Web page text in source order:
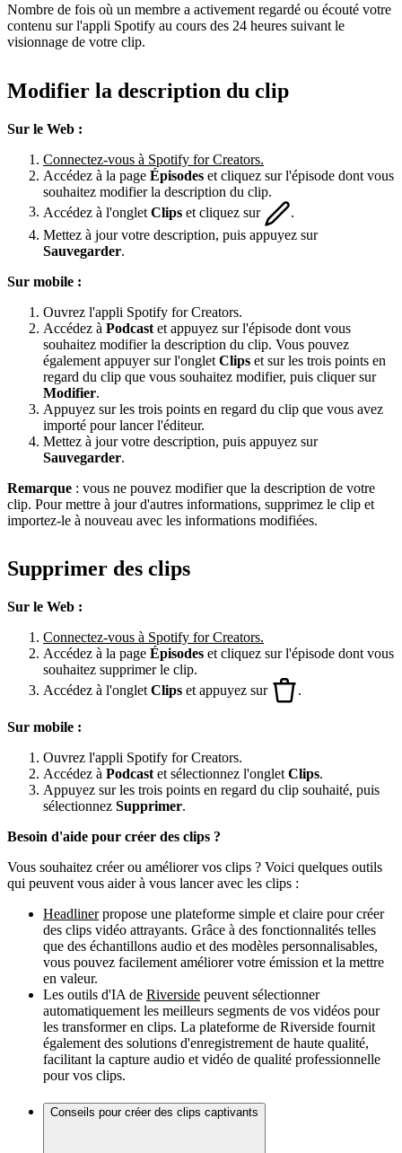
Nombre de fois où un membre a activement regardé ou écouté votre
contenu sur l'appli Spotify au cours des 24 heures suivant le
visionnage de votre clip.
Modifier la description du clip
Sur le Web :
Connectez-vous à Spotify for Creators.
Accédez à la page Épisodes et cliquez sur l'épisode dont vous
souhaitez modifier la description du clip.
Accédez à l'onglet Clips et cliquez sur
Mettez à jour votre description, puis appuyez sur
Sauvegarder.
Sur mobile :
Ouvrez l'appli Spotify for Creators.
Accédez à Podcast et appuyez sur l'épisode dont vous
souhaitez modifier la description du clip. Vous pouvez
également appuyer sur l'onglet Clips et sur les trois points en
regard du clip que vous souhaitez modifier, puis cliquer sur
Modifier.
Appuyez sur les trois points en regard du clip que vous avez
importé pour lancer l'éditeur.
Mettez à jour votre description, puis appuyez sur
Sauvegarder.
Remarque : vous ne pouvez modifier que la description de votre
clip. Pour mettre à jour d'autres informations, supprimez le clip et
importez-le à nouveau avec les informations modifiées.
Supprimer des clips
Sur le Web :
Connectez-vous à Spotify for Creators.
Accédez à la page Épisodes et cliquez sur l'épisode dont vous
souhaitez supprimer le clip.
Accédez à l'onglet Clips et appuyez sur .
Sur mobile :
Ouvrez l'appli Spotify for Creators.
Accédez à Podcast et sélectionnez l'onglet Clips.
Appuyez sur les trois points en regard du clip souhaité, puis
sélectionnez Supprimer.
Besoin d'aide pour créer des clips ?
Vous souhaitez créer ou améliorer vos clips ? Voici quelques outils
qui peuvent vous aider à vous lancer avec les clips :
Headlinerpropose une plateforme simple et claire pour créer
des clips vidéo attrayants. Grâce à des fonctionnalités telles
que des échantillons audio et des modèles personnalisables,
vous pouvez facilement améliorer votre émission et la mettre
en valeur.
Les outils d'IA de Riverside peuvent sélectionner
automatiquement les meilleurs segments de vos vidéos pour
les transformer en clips. La plateforme de Riverside fournit
également des solutions d'enregistrement de haute qualité,
facilitant la capture audio et vidéo de qualité professionnelle
pour vos clips.
Conseils pour créer des clips captivants